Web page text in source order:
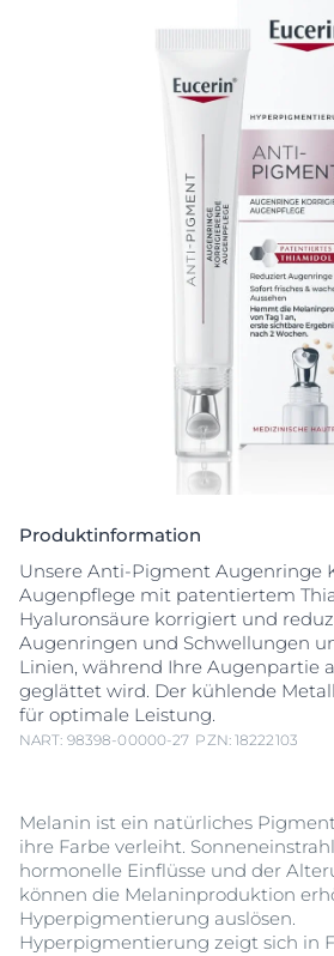
Produktinformation
Unsere Anti-Pigment Augenringe
Augenpflege mit patentiertem
Hyaluronsäure korrigiert und
Augenringen und Schwellungen
Linien, während Ihre Augenpartie
geglättet wird. Der kühlende
für optimale Leistung.
NART: 98398-00000-27 PZN: 18222103
Melanin ist ein natürliches
ihre Farbe verleiht.
hormonelle Einflüsse und der
können die Melaninproduktion
Hyperpigmentierung auslösen.
Hyperpigmentierung zeigt sich in